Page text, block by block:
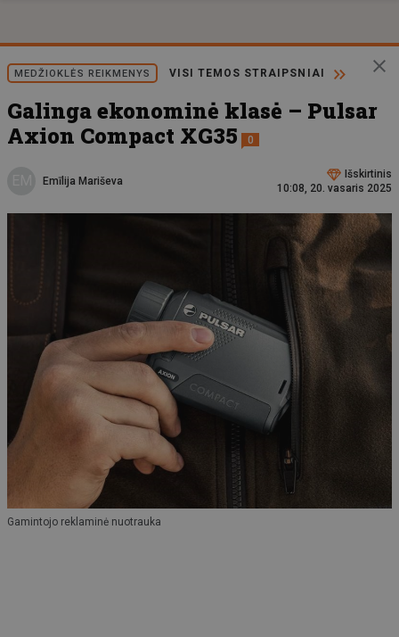
MEDŽIOKLĖS REIKMENYS VISI TEMOS STRAIPSNIAI
Galinga ekonominė klasė – Pulsar
Axion Compact XG35
0
Emīlija Mariševa
Išskirtinis
10:08, 20. vasaris 2025
Gamintojo reklaminė nuotrauka